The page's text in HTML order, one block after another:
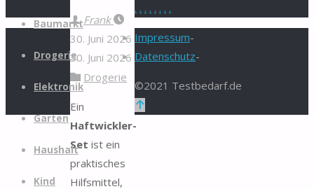
Zum
springen
Baumarkt
Drogerie
Elektronik
Garten
Haushalt
Kind
Frank
30. Juni 2026
30. Juni 2026
Drogerie
Ein
Haftwickler-
Set ist ein
praktisches
Hilfsmittel,
. . . . . . . .
Impressum-
Datenschutz-
©2021 Testbedarf.de
Zurück
nach